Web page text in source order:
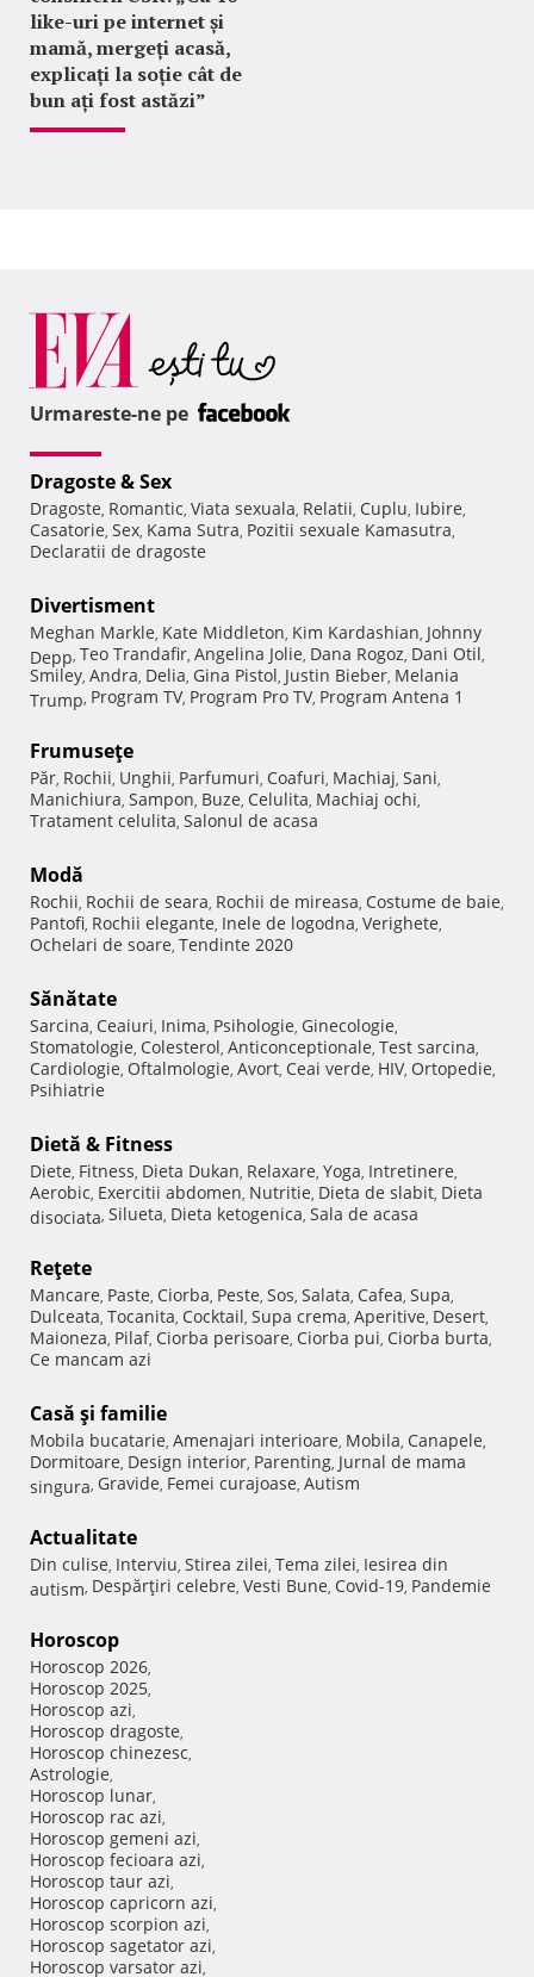
like-uri pe internet și
mamă, mergeți acasă,
explicați la soție cât de
bun ați fost astăzi”
Urmareste-ne pe
Dragoste & Sex
Dragoste, Romantic, Viata sexuala, Relatii, Cuplu, Iubire,
Casatorie, Sex, Kama Sutra, Pozitii sexuale Kamasutra,
Declaratii de dragoste
Divertisment
Meghan Markle, Kate Middleton, Kim Kardashian, Johnny
Depp, Teo Trandafir, Angelina Jolie, Dana Rogoz, Dani Otil,
Smiley, Andra, Delia, Gina Pistol, Justin Bieber, Melania
Trump, Program TV, Program Pro TV, Program Antena 1
Frumuseţe
Păr, Rochii, Unghii, Parfumuri, Coafuri, Machiaj, Sani,
Manichiura, Sampon, Buze, Celulita, Machiaj ochi,
Tratament celulita, Salonul de acasa
Modă
Rochii, Rochii de seara, Rochii de mireasa, Costume de baie,
Pantofi, Rochii elegante, Inele de logodna, Verighete,
Ochelari de soare, Tendinte 2020
Sănătate
Sarcina, Ceaiuri, Inima, Psihologie, Ginecologie,
Stomatologie, Colesterol, Anticonceptionale, Test sarcina,
Cardiologie, Oftalmologie, Avort, Ceai verde, HIV, Ortopedie,
Psihiatrie
Dietă & Fitness
Diete, Fitness, Dieta Dukan, Relaxare, Yoga, Intretinere,
Aerobic, Exercitii abdomen, Nutritie, Dieta de slabit, Dieta
disociata, Silueta, Dieta ketogenica, Sala de acasa
Reţete
Mancare, Paste, Ciorba, Peste, Sos, Salata, Cafea, Supa,
Dulceata, Tocanita, Cocktail, Supa crema, Aperitive, Desert,
Maioneza, Pilaf, Ciorba perisoare, Ciorba pui, Ciorba burta,
Ce mancam azi
Casă şi familie
Mobila bucatarie, Amenajari interioare, Mobila, Canapele,
Dormitoare, Design interior, Parenting, Jurnal de mama
singura, Gravide, Femei curajoase, Autism
Actualitate
Din culise, Interviu, Stirea zilei, Tema zilei, Iesirea din
autism, Despărţiri celebre, Vesti Bune, Covid-19, Pandemie
Horoscop
Horoscop 2026,
Horoscop 2025,
Horoscop azi,
Horoscop dragoste,
Horoscop chinezesc,
Astrologie,
Horoscop lunar,
Horoscop rac azi,
Horoscop gemeni azi,
Horoscop fecioara azi,
Horoscop taur azi,
Horoscop capricorn azi,
Horoscop scorpion azi,
Horoscop sagetator azi,
Horoscop varsator azi,